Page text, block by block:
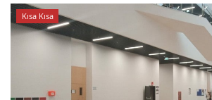
Kısa Kısa